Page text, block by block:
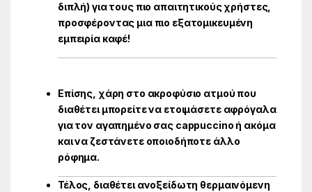
διπλή) για τους πιο απαιτητικούς χρήστες,
προσφέροντας μια πιο εξατομικευμένη
εμπειρία καφέ!
Επίσης, χάρη στο ακροφύσιο ατμού που
διαθέτει μπορείτε να ετοιμάσετε αφρόγαλα
για τον αγαπημένο σας cappuccino ή ακόμα
και να ζεστάνετε οποιοδήποτε άλλο
ρόφημα.
Τέλος, διαθέτει ανοξείδωτη θερμαινόμενη